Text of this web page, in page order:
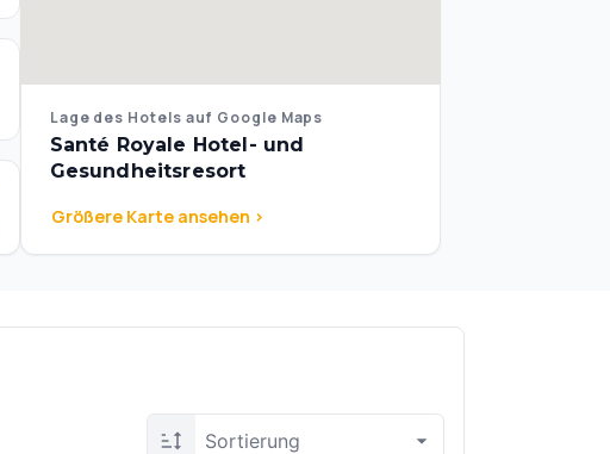
Lage des Hotels auf Google Maps
Santé Royale Hotel- und
Gesundheitsresort
Größere Karte ansehen >
Sortierung